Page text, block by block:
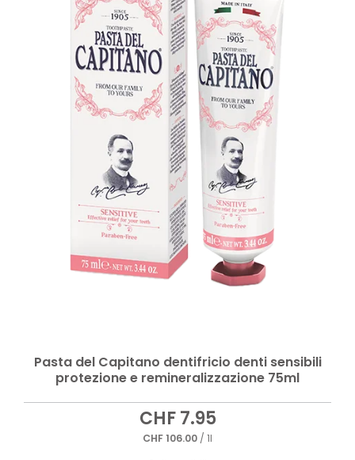
Pasta del Capitano dentifricio denti sensibili
protezione e remineralizzazione 75ml
CHF7.95
CHF106.00 / 1l